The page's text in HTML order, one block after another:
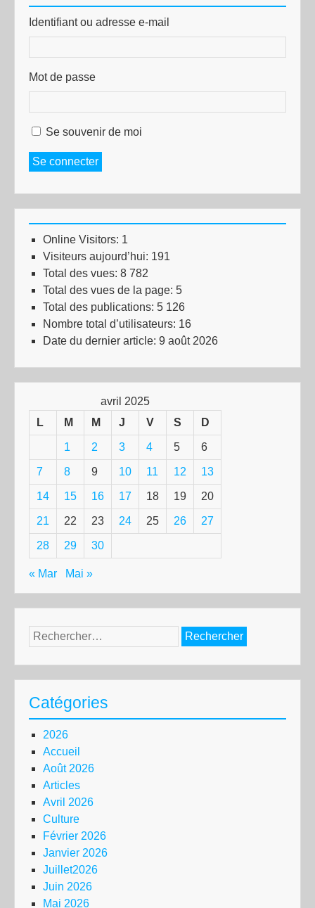
Identifiant ou adresse e-mail
Mot de passe
Se souvenir de moi
Se connecter
Online Visitors: 1
Visiteurs aujourd’hui: 191
Total des vues: 8 782
Total des vues de la page: 5
Total des publications: 5 126
Nombre total d’utilisateurs: 16
Date du dernier article: 9 août 2026
avril 2025
L
M M J V S D
1 2 3 4 5 6
7 8 9 10 11 12 13
14 15 16 17 18 19 20
21 22 23 24 25 26 27
28 29 30
« Mar Mai »
Rechercher :
Catégories
2026
Accueil
Août 2026
Articles
Avril 2026
Culture
Février 2026
Janvier 2026
Juillet2026
Juin 2026
Mai 2026